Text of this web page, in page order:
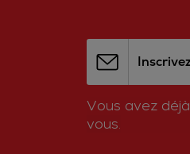
Vous avez
vous.